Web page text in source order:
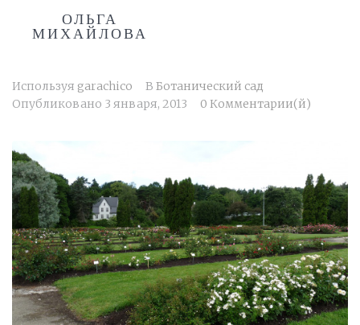
ОЛЬГА
МИХАЙЛОВА
Используя garachico В Ботанический сад
Опубликовано 3 января, 2013 0 Комментарии(й)